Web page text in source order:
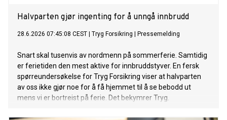
Halvparten gjør ingenting for å unngå innbrudd
28.6.2026 07:45:08 CEST Tryg Forsikring Pressemelding
Snart skal tusenvis av nordmenn på sommerferie. Samtidig
er ferietiden den mest aktive for innbruddstyver. En fersk
spørreundersøkelse for Tryg Forsikring viser at halvparten
av oss ikke gjør noe for å få hjemmet til å se bebodd ut
mens vi er bortreist på ferie. Det bekymrer Tryg.